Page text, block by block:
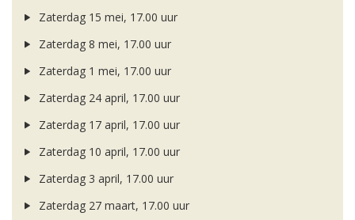
Zaterdag 15 mei, 17.00 uur
Zaterdag 8 mei, 17.00 uur
Zaterdag 1 mei, 17.00 uur
Zaterdag 24 april, 17.00 uur
Zaterdag 17 april, 17.00 uur
Zaterdag 10 april, 17.00 uur
Zaterdag 3 april, 17.00 uur
Zaterdag 27 maart, 17.00 uur